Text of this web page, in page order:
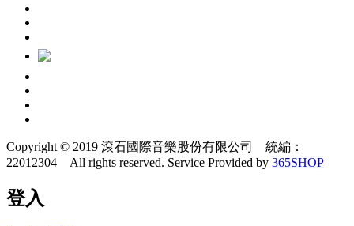
Copyright © 2019 滾石國際音樂股份有限公司 統編：
22012304 All rights reserved. Service Provided by 365SHOP
登入